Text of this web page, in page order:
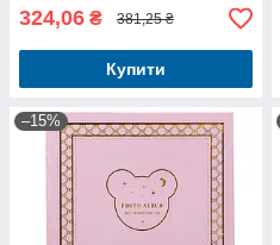
324,06 ₴ 381,25 ₴
Купити
–15%